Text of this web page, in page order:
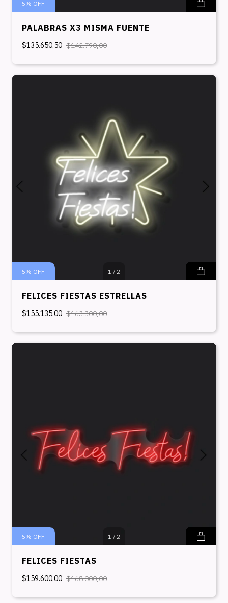
5% OFF
PALABRAS X3 MISMA FUENTE
$135.650,50 $142.790,00
1 / 2
5% OFF
FELICES FIESTAS ESTRELLAS
$155.135,00 $163.300,00
1 / 2
5% OFF
FELICES FIESTAS
$159.600,00 $168.000,00